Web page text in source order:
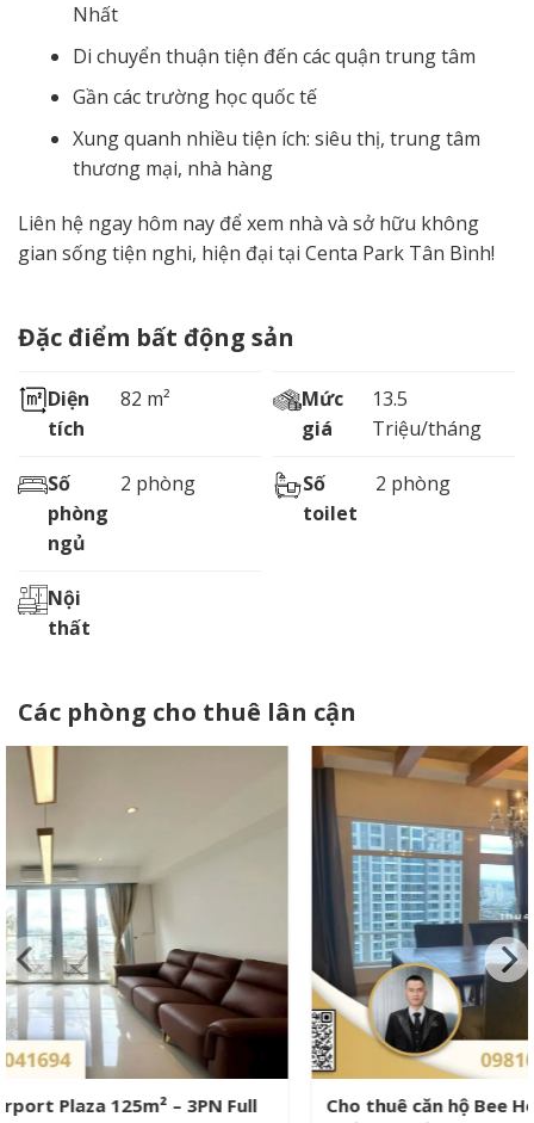
Nhất
Di chuyển thuận tiện đến các quận trung tâm
Gần các trường học quốc tế
Xung quanh nhiều tiện ích: siêu thị, trung tâm
thương mại, nhà hàng
Liên hệ ngay hôm nay để xem nhà và sở hữu không
gian sống tiện nghi, hiện đại tại Centa Park Tân Bình!
Đặc điểm bất động sản
Diện
tích
82 m²
Mức
giá
13.5
Triệu/tháng
Số
phòng
ngủ
2 phòng
Số
toilet
2 phòng
Nội
thất
Các phòng cho thuê lân cận
Cho thuê căn hộ Bee Home 172m² – View đẹp, nội